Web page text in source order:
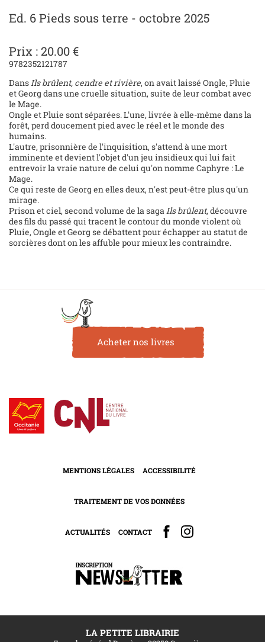
Ed. 6 Pieds sous terre - octobre 2025
Prix : 20.00 €
9782352121787
Dans Ils brûlent, cendre et rivière, on avait laissé Ongle, Pluie
et Georg dans une cruelle situation, suite de leur combat avec
le Mage.
Ongle et Pluie sont séparées. L'une, livrée à elle-même dans la
forêt, perd doucement pied avec le réel et le monde des
humains.
L'autre, prisonnière de l'inquisition, s'attend à une mort
imminente et devient l'objet d'un jeu insidieux qui lui fait
entrevoir la vraie nature de celui qu'on nomme Caphyre : Le
Mage.
Ce qui reste de Georg en elles deux, n'est peut-être plus qu'un
mirage.
Prison et ciel, second volume de la saga Ils brûlent, découvre
des fils du passé qui tracent le contour du monde violent où
Pluie, Ongle et Georg se débattent pour échapper au statut de
sorcières dont on les affuble pour mieux les contraindre.
Acheter nos livres
MENTIONS LÉGALES ACCESSIBILITÉ
TRAITEMENT DE VOS DONNÉES
ACTUALITÉS CONTACT
LA PETITE LIBRAIRIE